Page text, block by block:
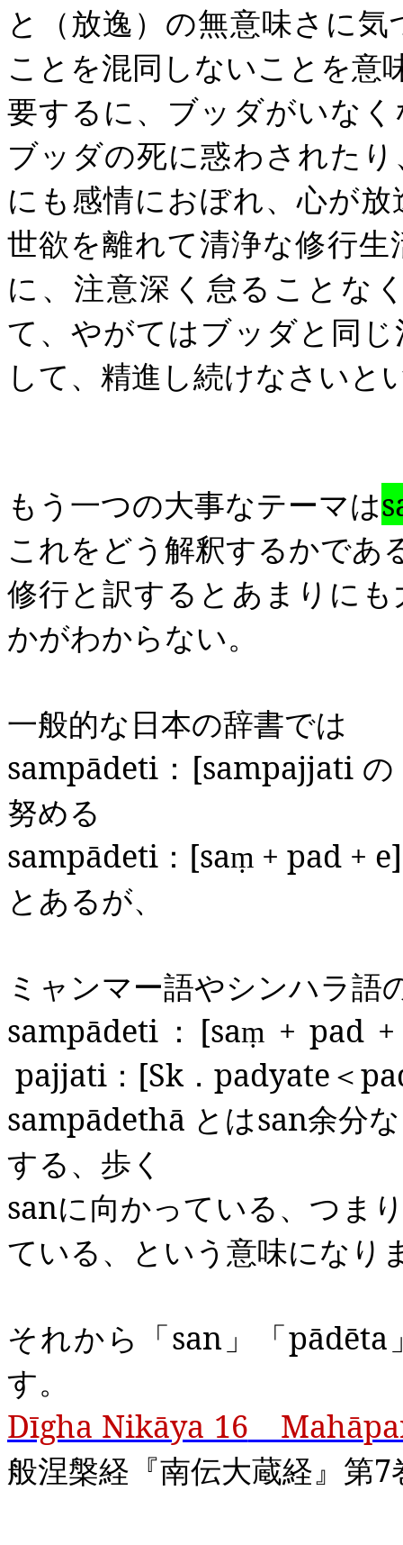
と（放逸）の無意味さに
ことを混同しないことを意
要するに、ブッダがいな
ブッダの死に惑わされた
にも感情におぼれ、心が
世欲を離れて清浄な修行
に、注意深く怠ることな
て、やがてはブッダと同
して、精進し続けなさいと
もう一つの大事なテーマは
これをどう解釈するかであ
修行と訳するとあまりに
かがわからない。
一般的な日本の辞書では
sampādeti ： [sampajjati の
努める
sampādeti ： [saṃ + pad +
とあるが、
ミャンマー語やシンハラ語
sampādeti ： [saṃ + pad
pajjati ： [Sk ． padyate＜
sampādethā とはsan余分
する、歩く
sanに向かっている、つま
ている、という意味になり
それから「san 」「pādēta
す。
Dīgha Nikāya 16
般涅槃経『南伝大蔵経』第7